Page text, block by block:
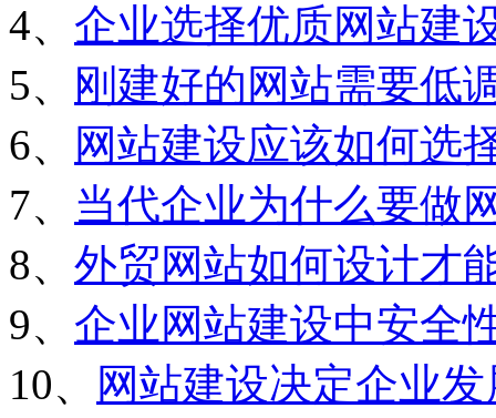
4、 企业选择优质网站建
5、
刚建好的网站需要低
6、
网站建设应该如何选
7、 当代企业为什么要做
8、 外贸网站如何设计才
9、 企业网站建设中安全
10、
网站建设决定企业